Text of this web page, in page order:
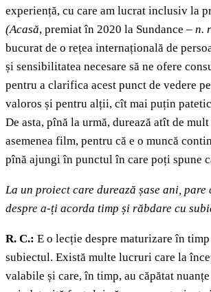
experiență, cu care am lucrat inclusiv la
(Acasă, premiat în 2020 la Sundance – n.
bucurat de o rețea internațională de
și sensibilitatea necesare să ne ofere
pentru a clarifica acest punct de vedere
valoros și pentru alții, cît mai puțin
De asta, pînă la urmă, durează atît de
asemenea film, pentru că e o muncă
pînă ajungi în punctul în care poți spune
La un proiect care durează șase ani, pare
despre a-ți acorda timp și răbdare cu
R. C.: E o lecție despre maturizare în
subiectul. Există multe lucruri care la
valabile și care, în timp, au căpătat